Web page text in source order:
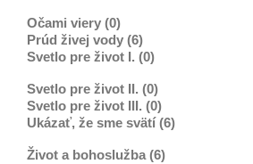
Očami viery (0)
Prúd živej vody (6)
Svetlo pre život I. (0)
Svetlo pre život II. (0)
Svetlo pre život III. (0)
Ukázať, že sme svätí (6)
Život a bohoslužba (6)